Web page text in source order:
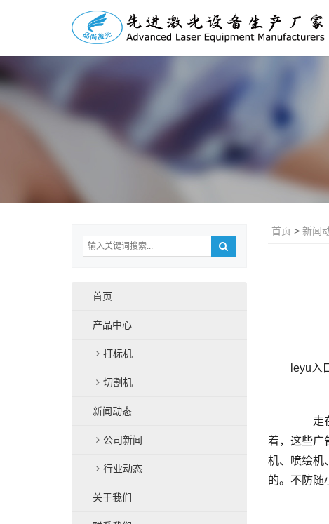
首页 > 新闻
leyu入
着，这些广
机、喷绘机
首页
产品中心
打标机
切割机
新闻动态
公司新闻
行业动态
关于我们